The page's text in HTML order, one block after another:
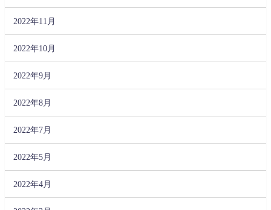
2022年11月
2022年10月
2022年9月
2022年8月
2022年7月
2022年5月
2022年4月